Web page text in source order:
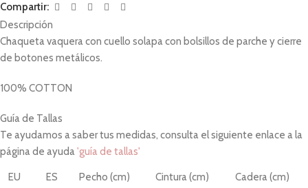
Compartir:
Descripción
Chaqueta vaquera con cuello solapa con bolsillos de parche y cierre
de botones metálicos.
100% COTTON
Guía de Tallas
Te ayudamos a saber tus medidas, consulta el siguiente enlace a la
página de ayuda'guía de tallas'
EU ES Pecho (cm) Cintura (cm) Cadera (cm)